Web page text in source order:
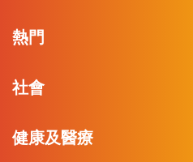
熱門
社會
健康及醫療